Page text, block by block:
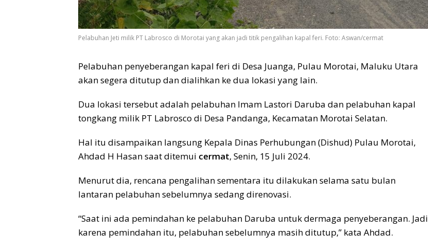
Pelabuhan Jeti milik PT Labrosco di Morotai yang akan jadi titik pengalihan kapal feri. Foto: Aswan/cermat
Pelabuhan penyeberangan kapal feri di Desa Juanga, Pulau Morotai, Maluku Utara
akan segera ditutup dan dialihkan ke dua lokasi yang lain.
Dua lokasi tersebut adalah pelabuhan Imam Lastori Daruba dan pelabuhan kapal
tongkang milik PT Labrosco di Desa Pandanga, Kecamatan Morotai Selatan.
Hal itu disampaikan langsung Kepala Dinas Perhubungan (Dishud) Pulau Morotai,
Ahdad H Hasan saat ditemui cermat, Senin, 15 Juli 2024.
Menurut dia, rencana pengalihan sementara itu dilakukan selama satu bulan
lantaran pelabuhan sebelumnya sedang direnovasi.
“Saat ini ada pemindahan ke pelabuhan Daruba untuk dermaga penyeberangan. Jadi
karena pemindahan itu, pelabuhan sebelumnya masih ditutup,” kata Ahdad.